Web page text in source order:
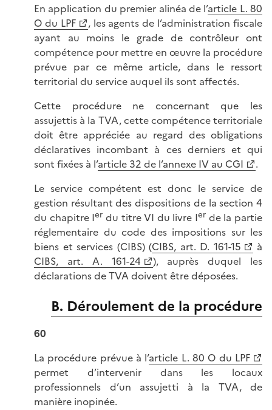
En application du premier alinéa de l’article L. 80
O du LPF
, les agents de l’administration fiscale
ayant au moins le grade de contrôleur ont
compétence pour mettre en œuvre la procédure
prévue par ce même article, dans le ressort
territorial du service auquel ils sont affectés.
Cette procédure ne concernant que les
assujettis à la TVA, cette compétence territoriale
doit être appréciée au regard des obligations
déclaratives incombant à ces derniers et qui
sont fixées à l’article 32 de l’annexe IV au CGI
.
Le service compétent est donc le service de
gestion résultant des dispositions de la section 4
du chapitre Ier du titre VI du livre Ier de la partie
réglementaire du code des impositions sur les
biens et services (CIBS) (CIBS, art. D. 161-15
à
CIBS, art. A. 161-24
), auprès duquel les
déclarations de TVA doivent être déposées.
B. Déroulement de la procédure
60
La procédure prévue à l’article L. 80 O du LPF
permet d’intervenir dans les locaux
professionnels d’un assujetti à la TVA, de
manière inopinée.